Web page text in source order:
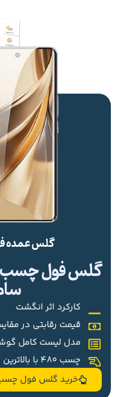
گلس عمده
گلس فول چسب
کارکرد اثر انگشت
قیمت رقابتی در
مدل لیست کامل
چسب 480 با بالاترین کیفیت
خرید گلس فول